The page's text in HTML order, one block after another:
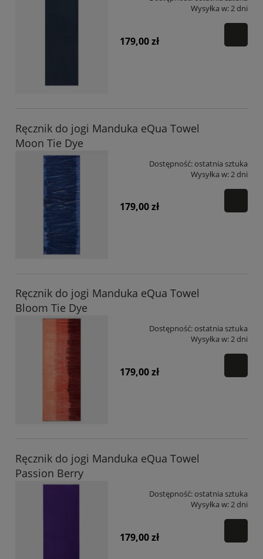
Wysyłka w:2 dni
179,00 zł
Ręcznik do jogi Manduka eQua Towel
Moon Tie Dye
Dostępność:ostatnia sztuka
Wysyłka w: 2 dni
179,00 zł
Ręcznik do jogi Manduka eQua Towel
Bloom Tie Dye
Dostępność:ostatnia sztuka
Wysyłka w:2 dni
179,00 zł
Ręcznik do jogi Manduka eQua Towel
Passion Berry
Dostępność:ostatnia sztuka
Wysyłka w:2 dni
179,00 zł